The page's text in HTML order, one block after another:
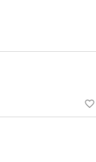
favorite_border